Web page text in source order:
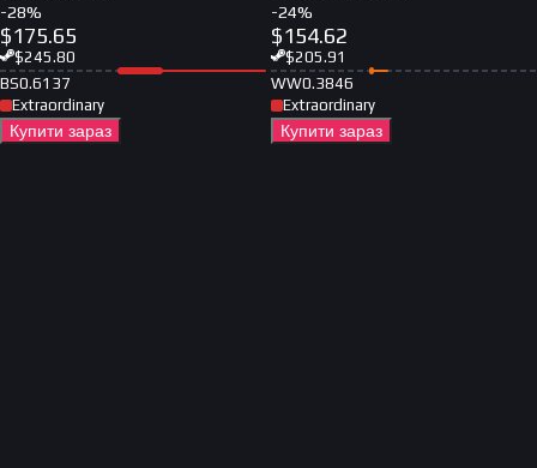
-28%
$175.65
$245.80
BS0.6137
Extraordinary
Купити зараз
-24%
$154.62
$205.91
WW0.3846
Extraordinary
Купити зараз